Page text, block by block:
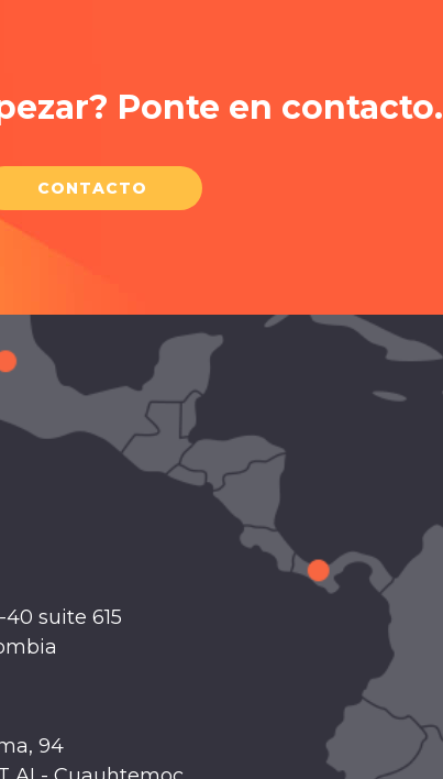
Ponte en contacto.
CONTACTO
40 suite 615
94